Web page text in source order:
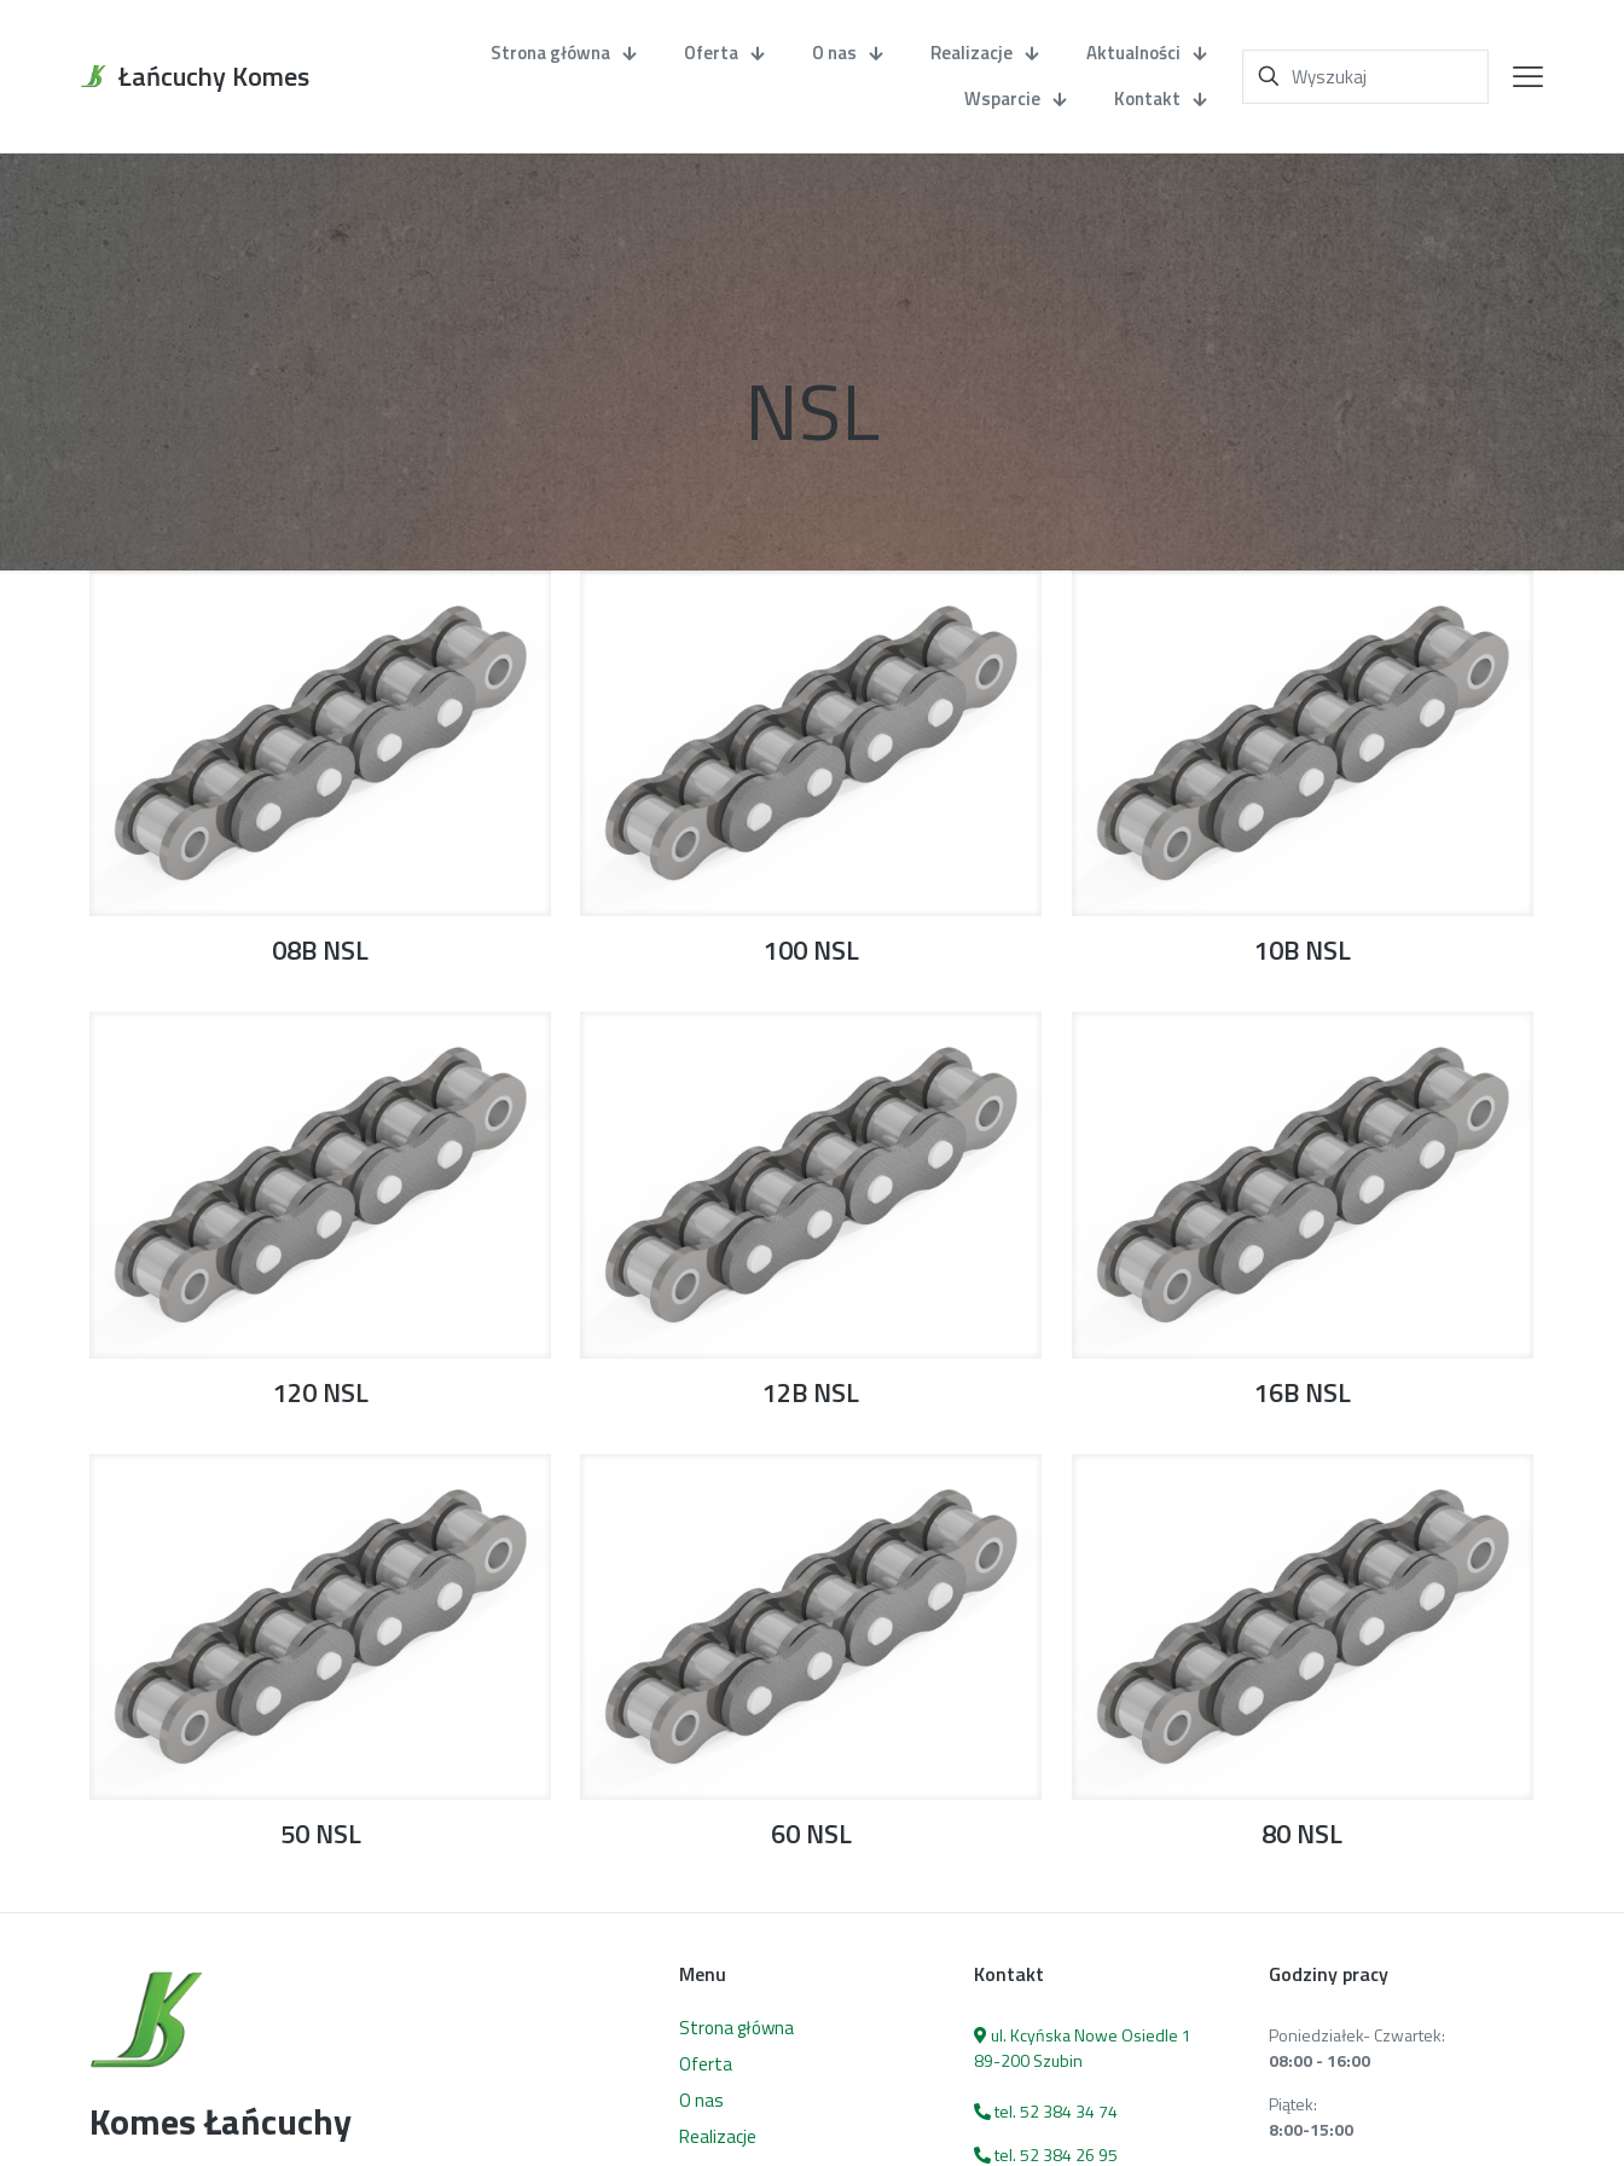
Łańcuchy Komes
Strona główna Oferta O nas Realizacje
Aktualności
Wsparcie
Kontakt
NSL
08B NSL 100 NSL 10B NSL
120 NSL 12B NSL 16B NSL
50 NSL 60 NSL 80 NSL
Komes Łańcuchy
Menu
Strona główna
Oferta
O nas
Realizacje
Kontakt
ul. Kcyńska Nowe Osiedle 1
89-200 Szubin
tel. 52 384 34 74
tel. 52 384 26 95
Godziny pracy
Poniedziałek- Czwartek:
08:00 - 16:00
Piątek:
8:00-15:00